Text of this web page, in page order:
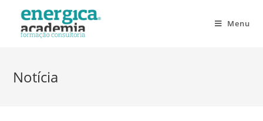
Menu
Notícia